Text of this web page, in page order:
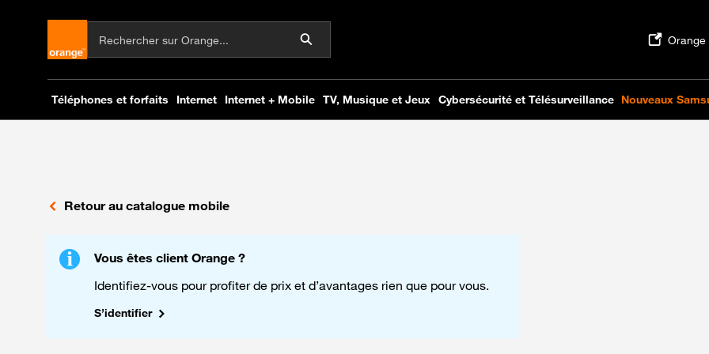
Retour au catalogue mobile
Vous êtes client Orange ?
Identifiez-vous pour profiter de prix et d’avantages rien que pour vous.
S’identifier